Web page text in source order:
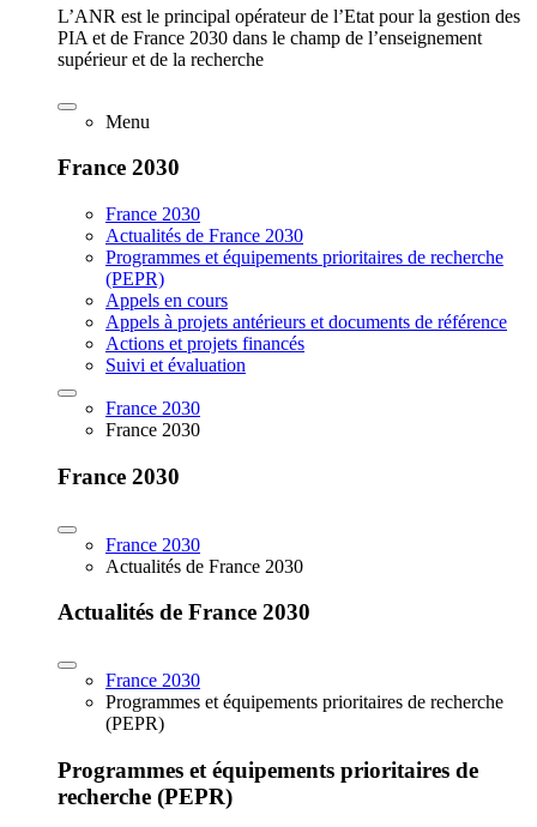
L’ANR est le principal opérateur de l’Etat pour la gestion des
PIA et de France 2030 dans le champ de l’enseignement
supérieur et de la recherche
Menu
France 2030
France 2030
Actualités de France 2030
Programmes et équipements prioritaires de recherche
(PEPR)
Appels en cours
Appels à projets antérieurs et documents de référence
Actions et projets financés
Suivi et évaluation
France 2030
France 2030
France 2030
France 2030
Actualités de France 2030
Actualités de France 2030
France 2030
Programmes et équipements prioritaires de recherche
(PEPR)
Programmes et équipements prioritaires de
recherche (PEPR)